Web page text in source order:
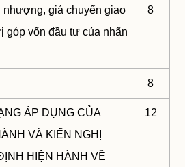
nhượng, giá chuyển giao
góp vốn đầu tư của nhãn
8
8
ÁP DỤNG CỦA
VÀ KIẾN NGHỊ
HIỆN HÀNH VỀ
12